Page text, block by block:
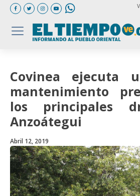
Covinea ejecuta
mantenimiento
los principales
Anzoátegui
Abril 12, 2019